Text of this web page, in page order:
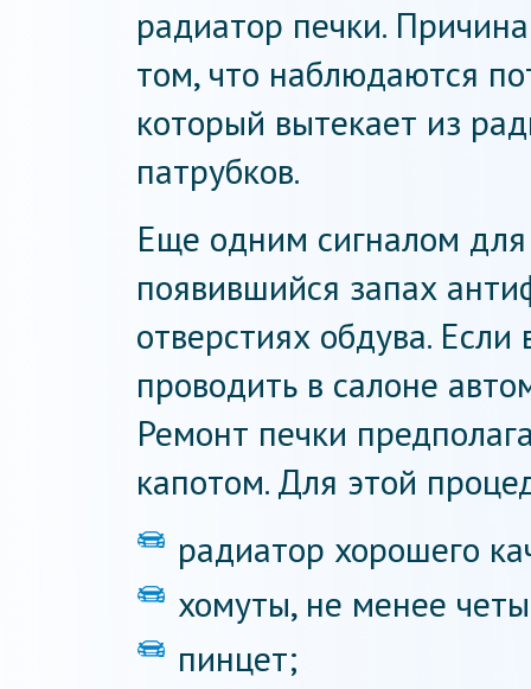
радиатор печки.
том, что наблюдаются
который вытекает из
патрубков.
Еще одним сигналом
появившийся запах
отверстиях обдува.
проводить в салоне
Ремонт печки
капотом. Для этой
радиатор хорошего
хомуты, не менее
пинцет;